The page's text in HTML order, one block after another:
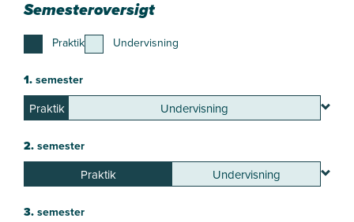
Semesteroversigt
Praktik Undervisning
1.semester
Praktik Undervisning
2.semester
Praktik Undervisning
3.semester